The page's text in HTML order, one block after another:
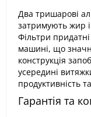
Два тришарові
затримують жир
Фільтри
машині, що
конструкція
усередині
продуктивність
Гарантія та